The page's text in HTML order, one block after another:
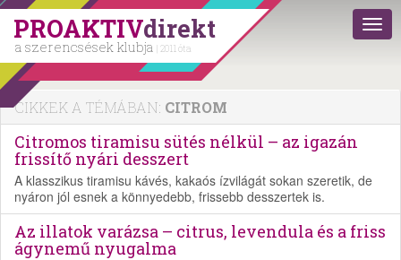
PROAKTIVdirekt
a szerencsések klubja | 2011 óta
CIKKEK A TÉMÁBAN: CITROM
Citromos tiramisu sütés nélkül – az igazán
frissítő nyári desszert
A klasszikus tiramisu kávés, kakaós ízvilágát sokan szeretik, de
nyáron jól esnek a könnyedebb, frissebb desszertek is.
Az illatok varázsa – citrus, levendula és a friss
ágynemű nyugalma